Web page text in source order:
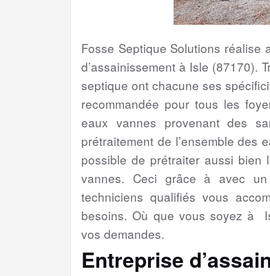
Fosse Septique Solutions
d’assainissement à Isle (87170).
septique ont chacune ses
recommandée pour tous les
eaux vannes provenant des
prétraitement de l’ensemble des
possible de prétraiter aussi
vannes. Ceci grâce à avec
techniciens qualifiés vous
besoins. Où que vous soyez à
vos demandes.
Entreprise